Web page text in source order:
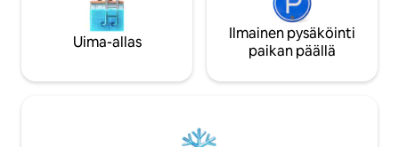
Uima-allas
Ilmainen pysäköinti
paikan päällä